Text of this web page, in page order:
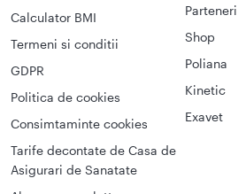
Calculator BMI
Termeni si conditii
GDPR
Politica de cookies
Consimtaminte cookies
Tarife decontate de Casa de
Asigurari de Sanatate
Parteneri
Shop
Poliana
Kinetic
Exavet